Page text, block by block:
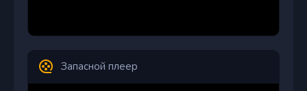
Запасной плеер